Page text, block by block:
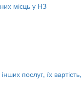
місць у НЗ
послуг, їх вартість,